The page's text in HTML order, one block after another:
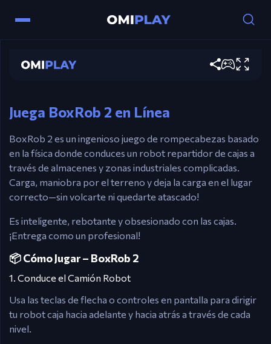
BoxRob 2
Teclas de Flecha – Conducir hacia adelante/hacia
elevadores
R – Reiniciar nivel
Mouse – Navegar por menús
Juega BoxRob 2 en Línea
BoxRob 2 es un ingenioso juego de rompecabezas basado
en la física donde conduces un robot repartidor de cajas a
través de almacenes y zonas industriales complicadas.
Carga, maniobra por el terreno y deja la carga en el lugar
correcto—sin volcarte ni quedarte atascado!
Es inteligente, rebotante y obsesionado con las cajas.
¡Entrega como un profesional!
📦 Cómo Jugar – BoxRob 2
1. Conduce el Camión Robot
Usa las teclas de flecha o controles en pantalla para dirigir
tu robot caja hacia adelante y hacia atrás a través de cada
nivel.